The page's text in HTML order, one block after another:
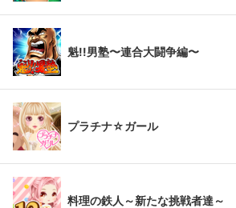
魁!!男塾〜連合大闘争編〜
プラチナ☆ガール
料理の鉄人～新たな挑戦者達～